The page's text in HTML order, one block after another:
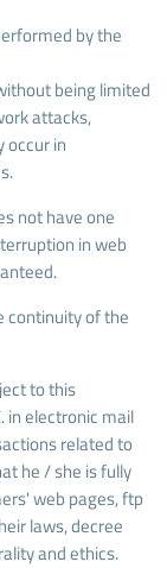
by the
being limited
attacks,
occur in
not have one
in web
continuity of the
to this
in electronic mail
related to
he / she is fully
web pages, ftp
laws, decree
and ethics.